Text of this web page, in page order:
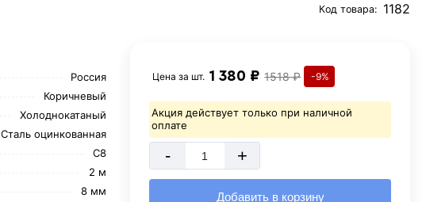
Код товара: 1182
Россия
Коричневый
Холоднокатаный
Сталь оцинкованная
С8
2 м
8 мм
Цена за шт. 1 380 ₽ 1518 ₽ -9%
Акция действует только при наличной
оплате
- +
Добавить в корзину